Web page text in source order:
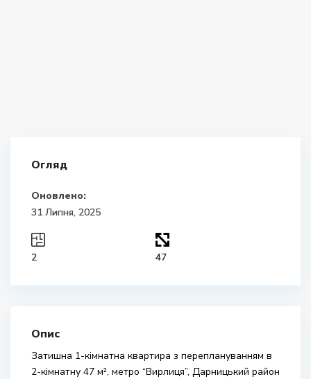
Огляд
Оновлено:
31 Липня, 2025
2 47
Опис
Затишна 1-кімнатна квартира з переплануванням в
2-кімнатну 47 м², метро “Вирлиця”, Дарницький район